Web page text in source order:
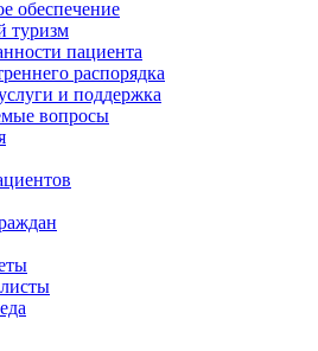
обеспечение
туризм
пациента
распорядка
и поддержка
вопросы